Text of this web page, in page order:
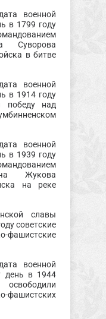
военной
в 1799 году
Суворова
в битве
военной
в 1914 году
победу над
военной
в 1939 году
Жукова
на реке
славы
советские
фашистские
военной
день в 1944